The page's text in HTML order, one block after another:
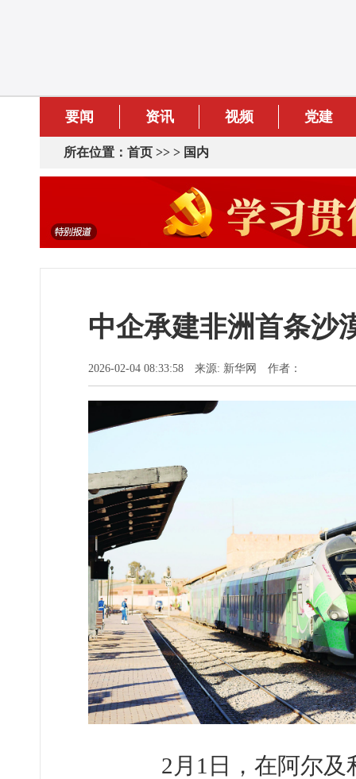
要闻 资讯 视频 党建
所在位置： 首页 >> > 国内
中企承建非洲首条沙
2026-02-04 08:33:58 来源: 新华网 作者：
2月1日，在阿尔及